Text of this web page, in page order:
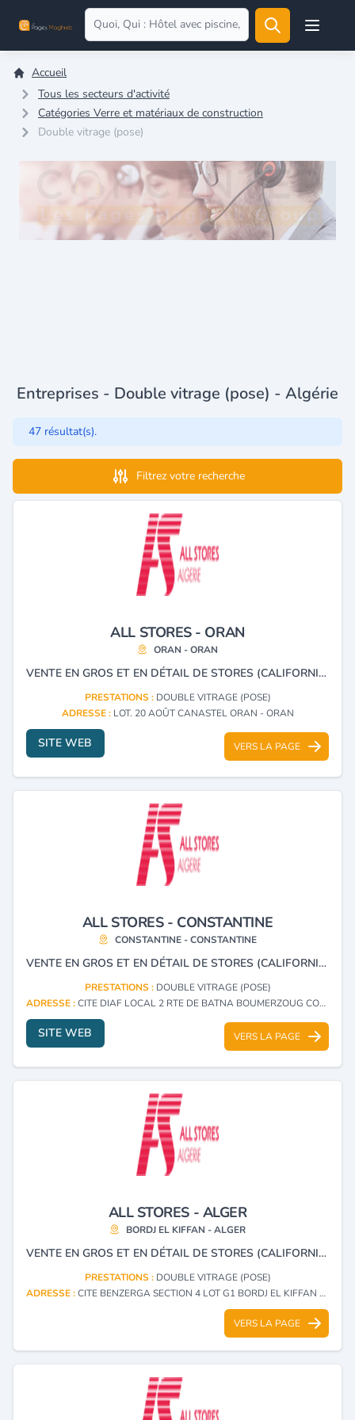
Open
Accueil
Tous les secteurs d'activité
Catégories Verre et matériaux de construction
Double vitrage (pose)
Entreprises - Double vitrage (pose) - Algérie
47 résultat(s).
Filtrez votre recherche
ALL STORES - ORAN
ORAN - ORAN
VENTE EN GROS ET EN DÉTAIL DE STORES (CALIFORNIENS, VÉNITIENS, EN TISSU PVC), VOLETS ROULANTS, MENUISERIE EN ALUMINIUM, PVC ET BLINDÉ.
PRESTATIONS : DOUBLE VITRAGE (POSE)
ADRESSE : LOT. 20 AOÛT CANASTEL ORAN - ORAN
SITE WEB VERS LA PAGE
ALL STORES - CONSTANTINE
CONSTANTINE - CONSTANTINE
VENTE EN GROS ET EN DÉTAIL DE STORES (CALIFORNIENS, VÉNITIENS, EN TISSU PVC), VOLETS ROULANTS, MENUISERIE EN ALUMINIUM, PVC ET BLINDÉ.
PRESTATIONS : DOUBLE VITRAGE (POSE)
ADRESSE :CITE DIAF LOCAL 2 RTE DE BATNA BOUMERZOUG CONSTANTINE - CONSTANTINE
SITE WEB VERS LA PAGE
ALL STORES - ALGER
BORDJ EL KIFFAN - ALGER
VENTE EN GROS ET EN DÉTAIL DE STORES (CALIFORNIENS, VÉNITIENS, EN TISSU PVC), VOLETS ROULANTS, MENUISERIE EN ALUMINIUM, PVC ET BLINDÉ.
PRESTATIONS : DOUBLE VITRAGE (POSE)
ADRESSE :CITE BENZERGA SECTION 4 LOT G1 BORDJ EL KIFFAN - ALGER
VERS LA PAGE